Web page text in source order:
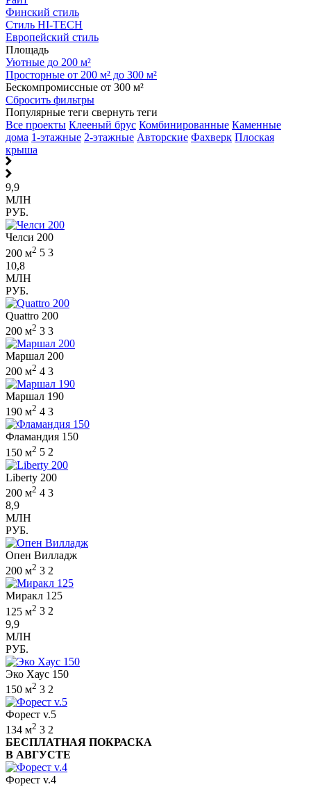
Финский стиль
Стиль HI-TECH
Европейский стиль
Площадь
Уютные до 200 м²
Просторные от 200 м² до 300 м²
Бескомпромиссные от 300 м²
Сбросить фильтры
Популярные теги свернуть теги
Все проекты Клееный брус Комбинированные Каменные
дома 1-этажные 2-этажные Авторские Фахверк Плоская
крыша
9,9
МЛН
РУБ.
Челси 200
200 м2 5 3
10,8
МЛН
РУБ.
Quattro 200
200 м2 3 3
Маршал 200
200 м2 4 3
Маршал 190
190 м2 4 3
Фламандия 150
150 м2 5 2
Liberty 200
200 м2 4 3
8,9
МЛН
РУБ.
Опен Вилладж
200 м2 3 2
Миракл 125
125 м2 3 2
9,9
МЛН
РУБ.
Эко Хаус 150
150 м2 3 2
Форест v.5
134 м2 3 2
БЕСПЛАТНАЯ ПОКРАСКА
В АВГУСТЕ
Форест v.4